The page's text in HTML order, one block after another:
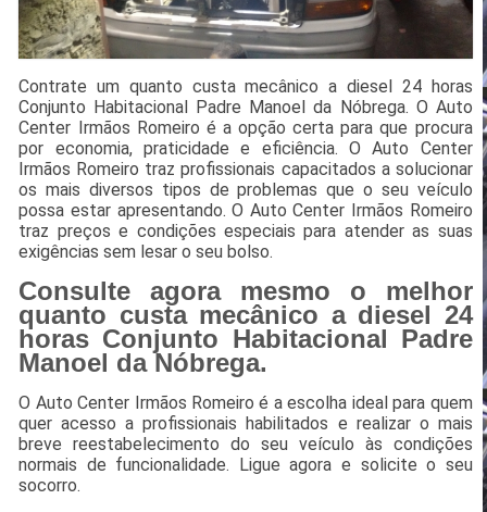
Contrate um quanto custa mecânico a diesel 24 horas
Conjunto Habitacional Padre Manoel da Nóbrega. O Auto
Center Irmãos Romeiro é a opção certa para que procura
por economia, praticidade e eficiência. O Auto Center
Irmãos Romeiro traz profissionais capacitados a solucionar
os mais diversos tipos de problemas que o seu veículo
possa estar apresentando. O Auto Center Irmãos Romeiro
traz preços e condições especiais para atender as suas
exigências sem lesar o seu bolso.
Consulte agora mesmo o melhor
quanto custa mecânico a diesel 24
horas Conjunto Habitacional Padre
Manoel da Nóbrega.
O Auto Center Irmãos Romeiro é a escolha ideal para quem
quer acesso a profissionais habilitados e realizar o mais
breve reestabelecimento do seu veículo às condições
normais de funcionalidade. Ligue agora e solicite o seu
socorro.